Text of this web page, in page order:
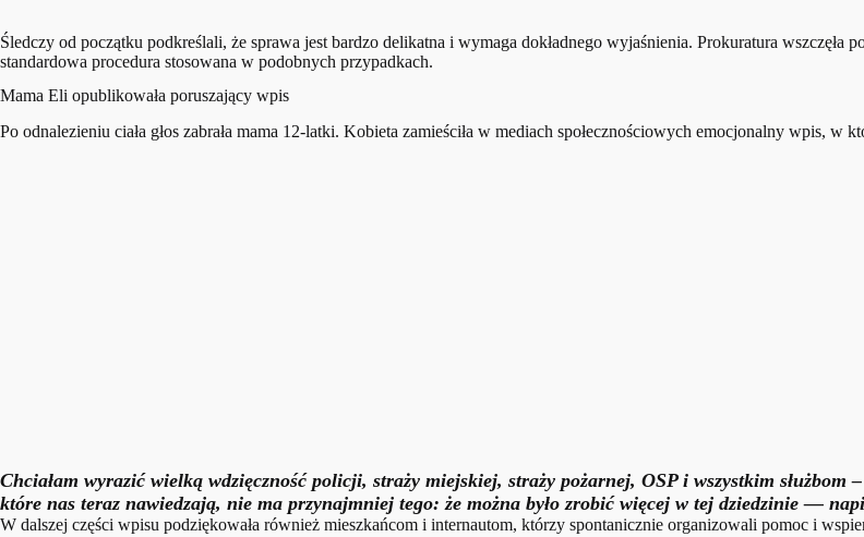
Śledczy od początku podkreślali, że sprawa jest bardzo delikatna i wymaga dokładnego wyjaśnienia. Prokuratura
standardowa procedura stosowana w podobnych przypadkach.
Mama Eli opublikowała poruszający wpis
Po odnalezieniu ciała głos zabrała mama 12-latki. Kobieta zamieściła w mediach społecznościowych emocjonalny wpis,
Chciałam wyrazić wielką wdzięczność policji, straży miejskiej, straży pożarnej, OSP i wszystkim
które nas teraz nawiedzają, nie ma przynajmniej tego: że można było zrobić więcej w tej dziedzinie —
W dalszej części wpisu podziękowała również mieszkańcom i internautom, którzy spontanicznie organizowali pomoc i